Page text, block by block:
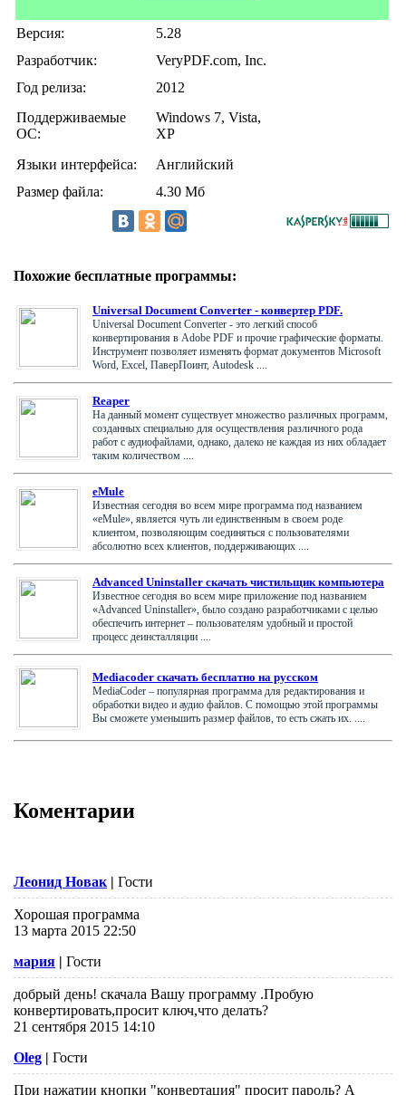
Версия:
5.28
Разработчик:
VeryPDF.com, Inc.
Год релиза:
2012
Поддерживаемые
ОС:
Windows 7, Vista,
XP
Языки интерфейса:
Английский
Размер файла:
4.30 Мб
Похожие бесплатные программы:
Universal Document Converter - конвертер PDF.
Universal Document Converter - это легкий способ
конвертирования в Adobe PDF и прочие графические форматы.
Инструмент позволяет изменять формат документов Microsoft
Word, Excel, ПаверПоинт, Autodesk ....
Reaper
На данный момент существует множество различных программ,
созданных специально для осуществления различного рода
работ с аудиофайлами, однако, далеко не каждая из них обладает
таким количеством ....
eMule
Известная сегодня во всем мире программа под названием
«eMule», является чуть ли единственным в своем роде
клиентом, позволяющим соединяться с пользователями
абсолютно всех клиентов, поддерживающих ....
Advanced Uninstaller скачать чистильщик компьютера
Известное сегодня во всем мире приложение под названием
«Advanced Uninstaller», было создано разработчиками с целью
обеспечить интернет – пользователям удобный и простой
процесс деинсталляции ....
Mediacoder скачать бесплатно на русском
MediaCoder – популярная программа для редактирования и
обработки видео и аудио файлов. С помощью этой программы
Вы сможете уменьшить размер файлов, то есть сжать их. ....
Коментарии
Леонид Новак | Гости
Хорошая программа
13 марта 2015 22:50
мария | Гости
добрый день! скачала Вашу программу .Пробую
конвертировать,просит ключ,что делать?
21 сентября 2015 14:10
Oleg | Гости
При нажатии кнопки "конвертация" просит пароль? А